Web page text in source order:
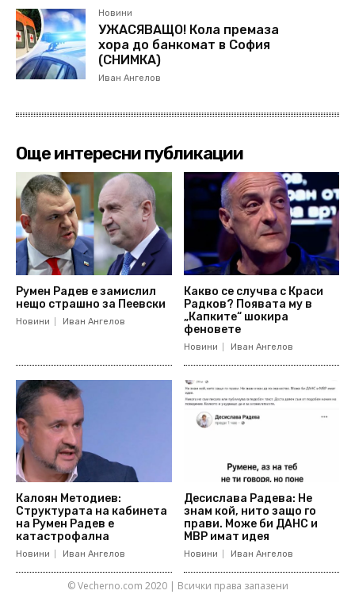
Новини
УЖАСЯВАЩО! Кола премаза
хора до банкомат в София
(СНИМКА)
Иван Ангелов
Още интересни публикации
Румен Радев е замислил
нещо страшно за Пеевски
Новини Иван Ангелов
Какво се случва с Краси
Радков? Появата му в
„Капките“ шокира
феновете
Новини Иван Ангелов
Калоян Методиев:
Структурата на кабинета
на Румен Радев е
катастрофална
Новини Иван Ангелов
Десислава Радева: Не
знам кой, нито защо го
прави. Може би ДАНС и
МВР имат идея
Новини Иван Ангелов
© Vecherno.com 2020 | Всички права запазени